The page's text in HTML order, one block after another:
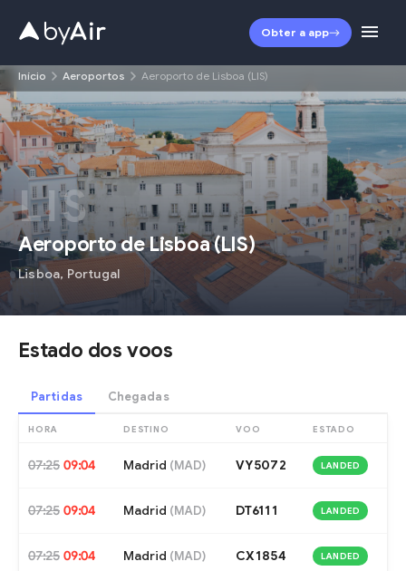
Obter a app
Início Aeroportos Aeroporto de Lisboa (LIS)
LIS
Aeroporto de Lisboa(LIS)
Lisboa, Portugal
Estado dos voos
Partidas Chegadas
HORA DESTINO VOO ESTADO
07:25 09:04 Madrid (MAD) VY5072 LANDED
07:25 09:04 Madrid (MAD) DT6111 LANDED
07:25 09:04 Madrid (MAD) CX1854 LANDED